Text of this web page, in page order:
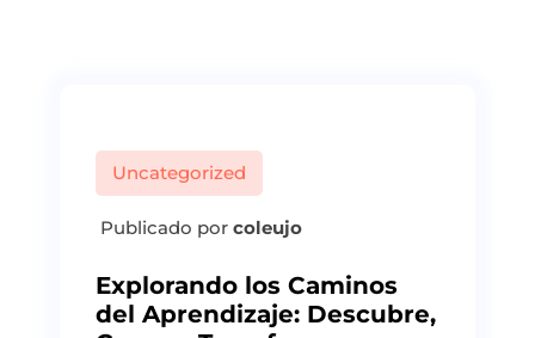
Uncategorized
Publicado por coleujo
Explorando los Caminos
del Aprendizaje: Descubre,